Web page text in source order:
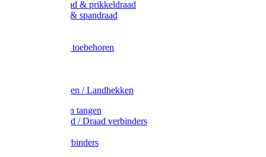
Metaal draad & prikkeldraad
Binddraad & spandraad
Afrasternet toebehoren
Weidehekken / Landhekken
Spanners en tangen
Lint / Koord / Draad verbinders
Litzclip verbinders